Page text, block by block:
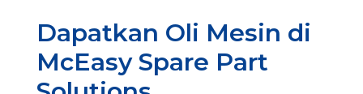
Dapatkan Oli Mesin di
McEasy Spare Part